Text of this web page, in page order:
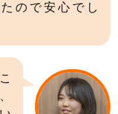
ので安心でし